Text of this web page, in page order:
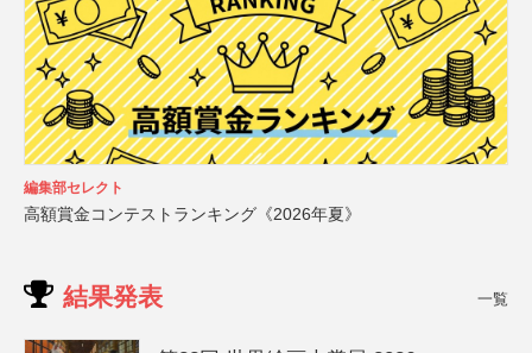
編集部セレクト
高額賞金コンテストランキング《2026年夏》
結果発表 一覧